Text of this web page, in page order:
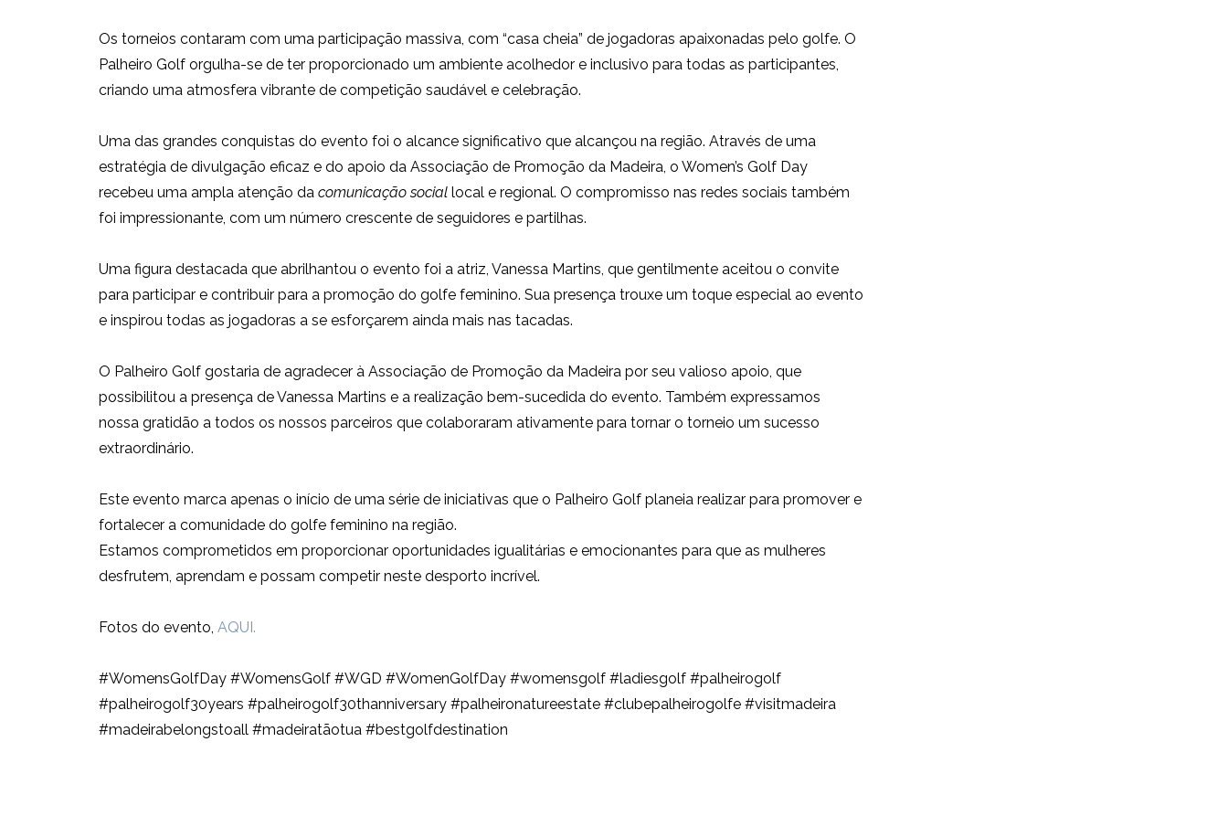
Os torneios contaram com uma participação massiva, com “casa cheia” de jogadoras apaixonadas pelo golfe. O
Palheiro Golf orgulha-se de ter proporcionado um ambiente acolhedor e inclusivo para todas as participantes,
criando uma atmosfera vibrante de competição saudável e celebração.
Uma das grandes conquistas do evento foi o alcance significativo que alcançou na região. Através de uma
estratégia de divulgação eficaz e do apoio da Associação de Promoção da Madeira, o Women’s Golf Day
recebeu uma ampla atenção da comunicação social local e regional. O compromisso nas redes sociais também
foi impressionante, com um número crescente de seguidores e partilhas.
Uma figura destacada que abrilhantou o evento foi a atriz, Vanessa Martins, que gentilmente aceitou o convite
para participar e contribuir para a promoção do golfe feminino. Sua presença trouxe um toque especial ao evento
e inspirou todas as jogadoras a se esforçarem ainda mais nas tacadas.
O Palheiro Golf gostaria de agradecer à Associação de Promoção da Madeira por seu valioso apoio, que
possibilitou a presença de Vanessa Martins e a realização bem-sucedida do evento. Também expressamos
nossa gratidão a todos os nossos parceiros que colaboraram ativamente para tornar o torneio um sucesso
extraordinário.
Este evento marca apenas o início de uma série de iniciativas que o Palheiro Golf planeia realizar para promover e
fortalecer a comunidade do golfe feminino na região.
Estamos comprometidos em proporcionar oportunidades igualitárias e emocionantes para que as mulheres
desfrutem, aprendam e possam competir neste desporto incrível.
Fotos do evento, AQUI.
#WomensGolfDay #WomensGolf #WGD #WomenGolfDay #womensgolf #ladiesgolf #palheirogolf
#palheirogolf30years #palheirogolf30thanniversary #palheironatureestate #clubepalheirogolfe #visitmadeira
#madeirabelongstoall #madeiratãotua #bestgolfdestination